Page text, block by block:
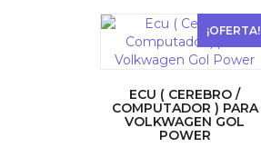
¡OFERTA!
ECU ( CEREBRO /
COMPUTADOR ) PARA
VOLKWAGEN GOL
POWER